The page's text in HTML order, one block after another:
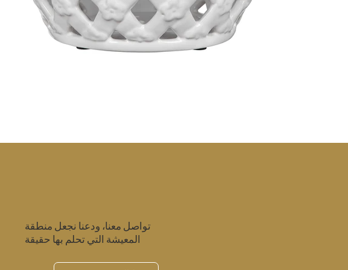
تواصل معنا، ودعنا نجعل منطقة
المعيشة التي تحلم بها حقيقة